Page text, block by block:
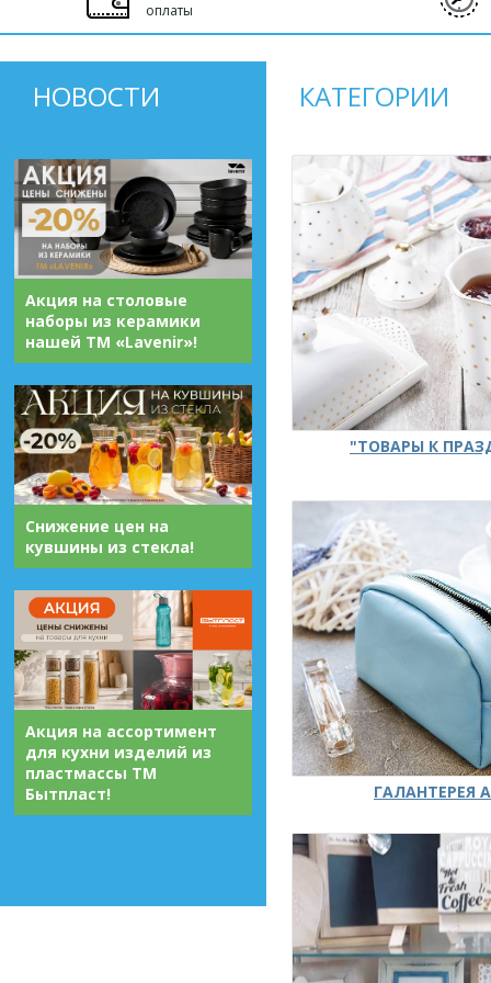
оплаты
НОВОСТИ
Акция на столовые
наборы из керамики
нашей ТМ «Lavenir»!
Снижение цен на
кувшины из стекла!
Акция на ассортимент
для кухни изделий из
пластмассы ТМ
Бытпласт!
КАТЕГОРИИ
"ТОВАРЫ К
ГАЛАНТЕРЕЯ